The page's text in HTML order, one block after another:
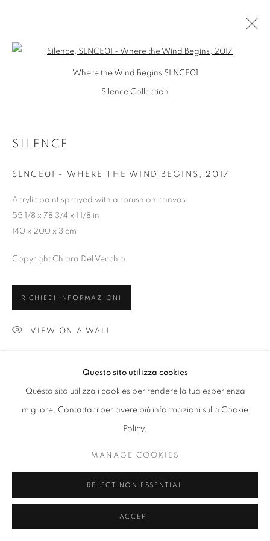
PRIVACY POLICY
SITO CREATO DA ARTLOGIC
Questo sito utilizza cookies
Questo sito utilizza i cookies per rendere la tua esperienza
migliore. Contattaci per avere più informazioni sulla Cookie
Policy.
MANAGE COOKIES
REJECT NON ESSENTIAL
ACCEPT
Where the Wind Begins SLNCE01
Silence Collection
SILENCE
SLNCE01 - WHERE THE WIND BEGINS , 2017
Acrylic paint sprayed with airbrush on canvas
55 1/8 x 78 3/4 x 1 1/8 in
140 x 200 x 3 cm
Copyright Chiara Del Vecchio
RICHIEDI INFORMAZIONI
VIEW ON A WALL
CONDIVIDI